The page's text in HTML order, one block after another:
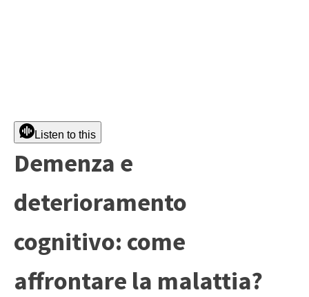
Listen to this
Demenza e
deterioramento
cognitivo: come
affrontare la malattia?